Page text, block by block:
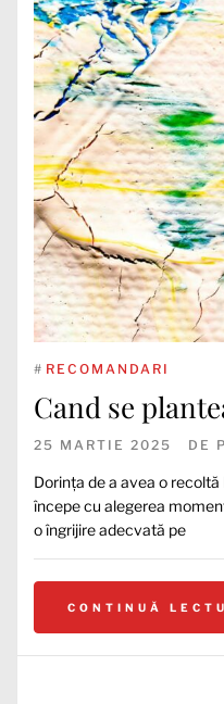
# RECOMANDARI
Cand se
25 MARTIE 2025 DE
Dorința de a avea o
începe cu alegerea
o îngrijire adecvată pe
CONTINUĂ